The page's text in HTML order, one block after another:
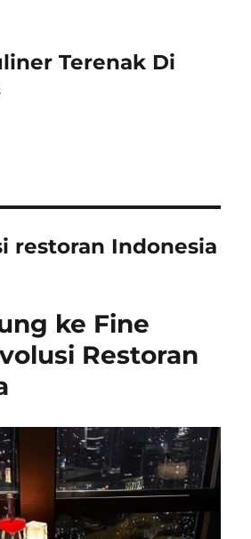
Terenak Di
restoran Indonesia
ke Fine
Restoran